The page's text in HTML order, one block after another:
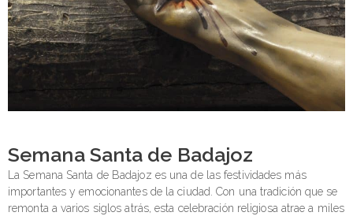
Semana Santa de Badajoz
La Semana Santa de Badajoz es una de las festividades más
importantes y emocionantes de la ciudad. Con una tradición que se
remonta a varios siglos atrás, esta celebración religiosa atrae a miles